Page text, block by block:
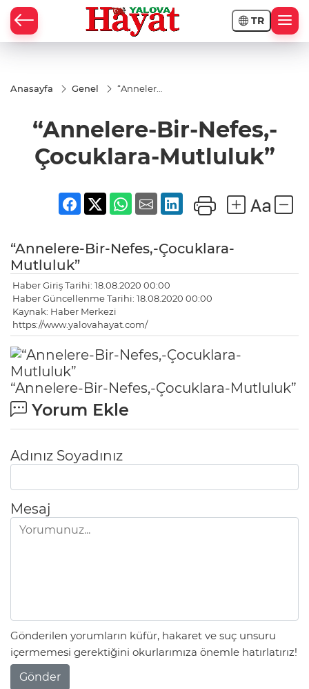
TR
Anasayfa Genel
“Annelere-
Mutluluk”
“Annelere-Bir-Nefes,-
Çocuklara-Mutluluk”
“Annelere-Bir-Nefes,-Çocuklara-
Mutluluk”
Haber Giriş Tarihi: 18.08.2020 00:00
Haber Güncellenme Tarihi: 18.08.2020 00:00
Kaynak: Haber Merkezi
https://www.yalovahayat.com/
“Annelere-Bir-Nefes,-Çocuklara-Mutluluk”
Yorum Ekle
Adınız Soyadınız
Mesaj
Gönderilen yorumların küfür, hakaret ve suç unsuru
içermemesi gerektiğini okurlarımıza önemle hatırlatırız!
Gönder